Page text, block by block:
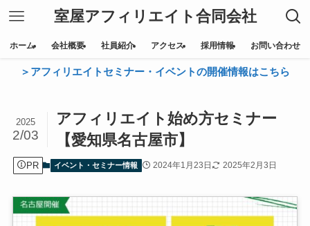
室屋アフィリエイト合同会社
ホーム 会社概要 社員紹介 アクセス 採用情報 お問い合わせ
＞アフィリエイトセミナー・イベントの開催情報はこちら
アフィリエイト始め方セミナー
【愛知県名古屋市】
2025
2/03
PR イベント・セミナー情報 2024年1月23日 2025年2月3日